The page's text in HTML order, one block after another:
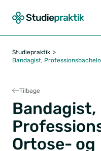
Studiepraktik
Bandagist,
Tilbage
Bandagist,
Ortose- og